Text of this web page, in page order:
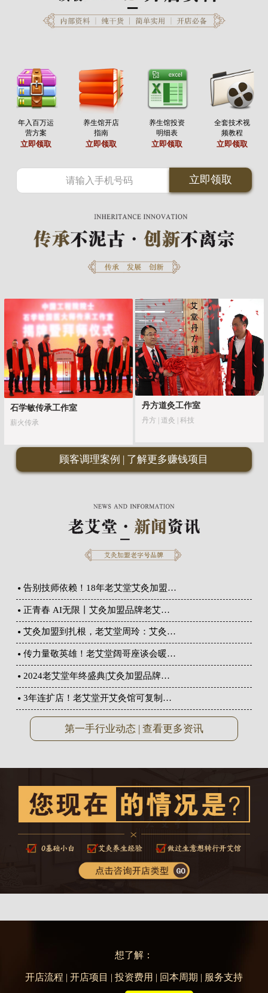
年入百万运
营方案
立即领取
养生馆开店
指南
立即领取
养生馆投资
明细表
立即领取
全套技术视
频教程
立即领取
石学敏传承工作室
薪火传承
丹方道灸工作室
丹方 | 道灸 | 科技
顾客调理案例 了解更多赚钱项目
告别技师依赖！18年老艾堂艾灸加盟…
正青春 AI无限丨艾灸加盟品牌老艾…
艾灸加盟到扎根，老艾堂周玲：艾灸…
传力量敬英雄！老艾堂阔哥座谈会暖…
2024老艾堂年终盛典|艾灸加盟品牌…
3年连扩店！老艾堂开艾灸馆可复制…
第一手行业动态 | 查看更多资讯
想了解：
开店流程 | 开店项目 | 投资费用 | 回本周期 | 服务支持